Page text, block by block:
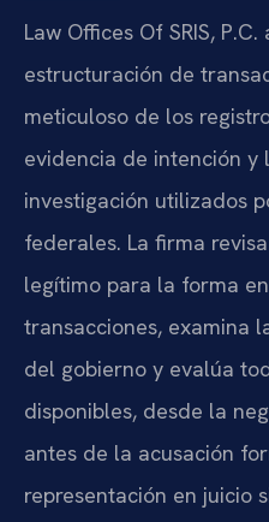
Law Offices Of SRIS,
estructuración de
meticuloso de los
evidencia de intención y
investigación utilizados
federales. La firma
legítimo para la forma
transacciones, examina
del gobierno y evalúa
disponibles, desde la
antes de la acusación
representación en juicio